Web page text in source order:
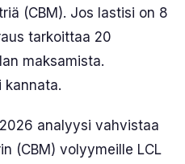
(CBM). Jos lastisi on 8
tarkoittaa 20
maksamista.
kannata.
analyysi vahvistaa
(CBM) volyymeille LCL